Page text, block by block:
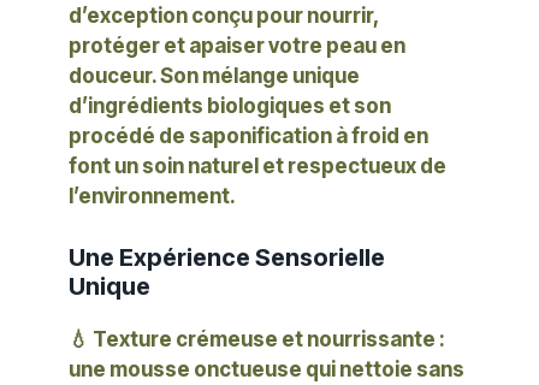
d’exception conçu pour nourrir,
protéger et apaiser votre peau en
douceur. Son mélange unique
d’ingrédients biologiques et son
procédé de saponification à froid en
font un soin naturel et respectueux de
l’environnement.
Une Expérience Sensorielle
Unique
💧 Texture crémeuse et nourrissante :
une mousse onctueuse qui nettoie sans